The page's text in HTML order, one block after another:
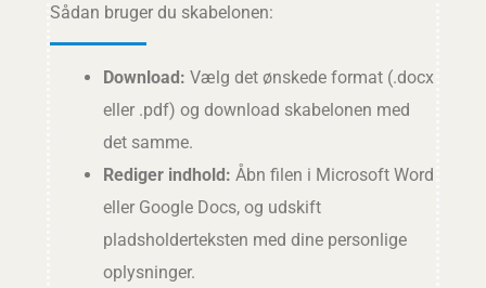
Sådan bruger du skabelonen:
Download: Vælg det ønskede format (.docx
eller .pdf) og download skabelonen med
det samme.
Rediger indhold: Åbn filen i Microsoft Word
eller Google Docs, og udskift
pladsholderteksten med dine personlige
oplysninger.